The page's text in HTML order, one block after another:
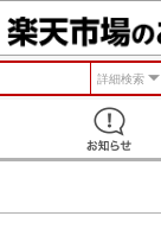
詳細検索